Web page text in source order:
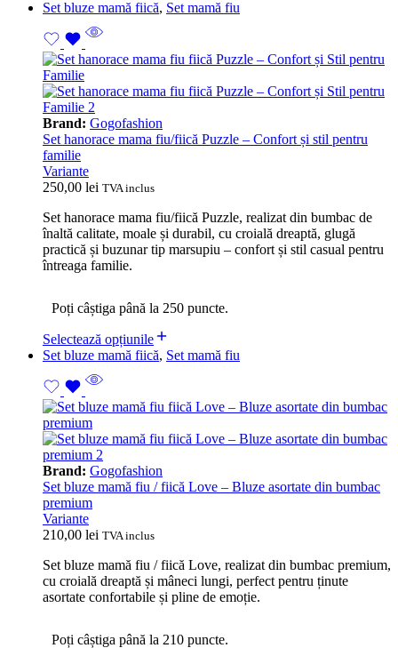
Set bluze mamă fiică, Set mamă fiu
Brand: Gogofashion
Set hanorace mama fiu/fiică Puzzle – Confort și stil pentru
familie
Variante
250,00 lei TVA inclus
Set hanorace mama fiu/fiică Puzzle, realizat din bumbac de
înaltă calitate, moale și durabil, cu croială dreaptă, glugă
practică și buzunar tip marsupiu – confort și stil casual pentru
întreaga familie.
Poți câștiga până la 250 puncte.
Selectează opțiunile
Set bluze mamă fiică, Set mamă fiu
Brand: Gogofashion
Set bluze mamă fiu / fiică Love – Bluze asortate din bumbac
premium
Variante
210,00 lei TVA inclus
Set bluze mamă fiu / fiică Love, realizat din bumbac premium,
cu croială dreaptă și mâneci lungi, perfect pentru ținute
asortate confortabile și pline de emoție.
Poți câștiga până la 210 puncte.